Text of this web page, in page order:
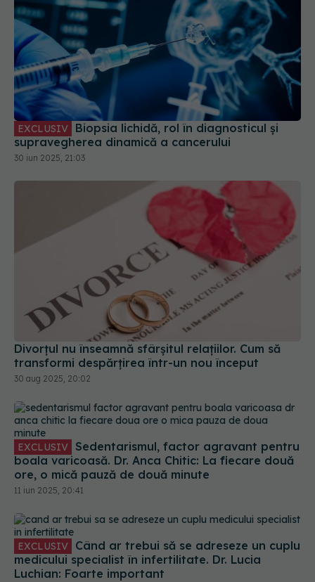
EXCLUSIV
supravegherea dinamică a cancerului
30 iun 2025, 21:03
Divorțul nu înseamnă sfârșitul relațiilor. Cum să
transformi despărțirea într-un nou început
30 aug 2025, 20:02
EXCLUSIV
boala varicoasă. Dr. Anca Chitic: La fiecare două
ore, o mică pauză de două minute
11 iun 2025, 20:41
EXCLUSIV
medicului specialist în infertilitate. Dr. Lucia
Luchian: Foarte important